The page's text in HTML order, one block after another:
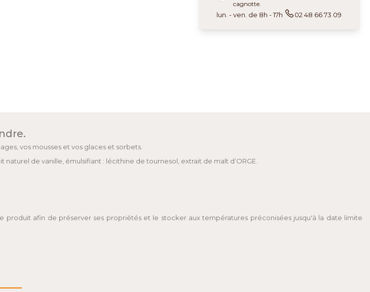
cagnotte.
lun. - ven. de 8h - 17h 02 48 66 73 09
vos mousses et vos glaces et sorbets.
de vanille, émulsifiant : lécithine de tournesol, extrait de malt d’ORGE.
produit afin de préserver ses propriétés et le stocker aux températures préconisées jusqu'à la date limite